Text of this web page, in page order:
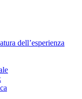
dell’esperienza